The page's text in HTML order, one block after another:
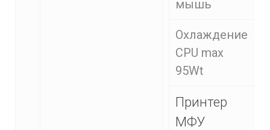
мышь
Охлаждение
CPU max
95Wt
Принтер
МФУ